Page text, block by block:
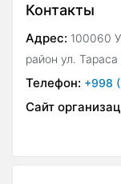
Контакты
Адрес: 100060
район ул.
Телефон: +998
Сайт